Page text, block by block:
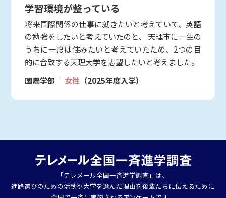
学習環境が整っている
将来国際関係の仕事に就きたいと考えていて、英語
の勉強をしたいと考えていたのと、 天理市に一生の
うちに一度は住みたいと考えていたため、2つの目
的に合致する天理大学を志望したいと考えました。
国際学部
女性 （2025年度入学）
「テレメール全国一斉進学調査」は、
進路選びのための活動や大学を選んだ理由を後輩たちに伝えるために